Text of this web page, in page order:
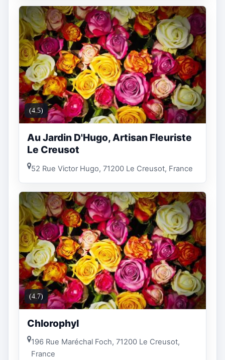
(4.5)
Au Jardin D'Hugo, Artisan Fleuriste
Le Creusot
52 Rue Victor Hugo, 71200 Le Creusot, France
(4.7)
Chlorophyl
196 Rue Maréchal Foch, 71200 Le Creusot,
France